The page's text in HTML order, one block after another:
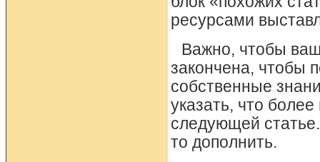
ресурсами
Важно, чтобы
закончена, чтобы
собственные
указать, что
следующей
то дополнить.